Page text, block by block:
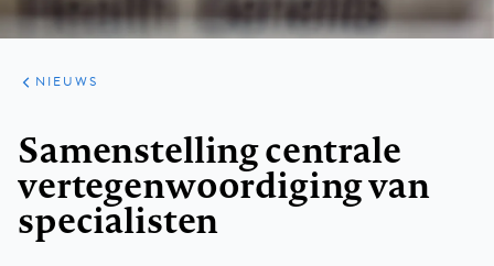
ARTIKELEN
HET
KORT
NIEUWS
Samenstelling centrale
vertegenwoordiging van
specialisten